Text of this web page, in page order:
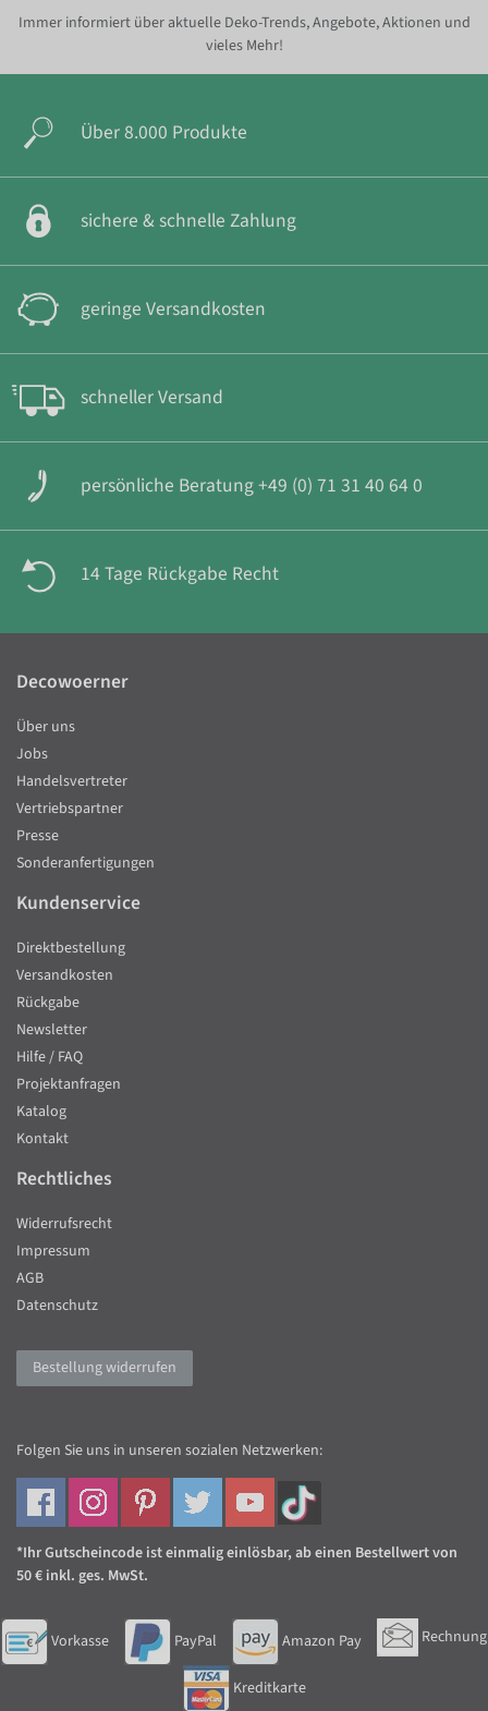
Immer informiert über aktuelle Deko-Trends, Angebote, Aktionen und
vieles Mehr!
Über 8.000 Produkte
sichere & schnelle Zahlung
geringe Versandkosten
schneller Versand
persönliche Beratung +49 (0) 71 31 40 64 0
14 Tage Rückgabe Recht
Decowoerner
Über uns
Jobs
Handelsvertreter
Vertriebspartner
Presse
Sonderanfertigungen
Kundenservice
Direktbestellung
Versandkosten
Rückgabe
Newsletter
Hilfe / FAQ
Projektanfragen
Katalog
Kontakt
Rechtliches
Widerrufsrecht
Impressum
AGB
Datenschutz
Bestellung widerrufen
Folgen Sie uns in unseren sozialen Netzwerken:
*Ihr Gutscheincode ist einmalig einlösbar, ab einen Bestellwert von
50 € inkl. ges. MwSt.
Vorkasse PayPal Amazon Pay Rechnung
Kreditkarte